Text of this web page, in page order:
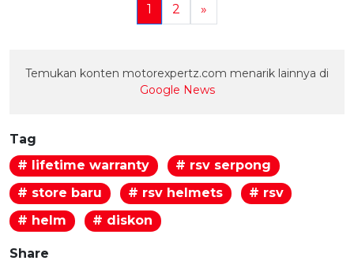
1 2 »
Temukan konten motorexpertz.com menarik lainnya di
Google News
Tag
# lifetime warranty
# rsv serpong
# store baru
# rsv helmets
# rsv
# helm
# diskon
Share